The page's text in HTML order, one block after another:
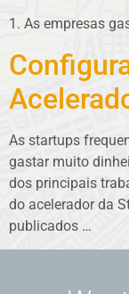
1. As empresas
As startups
gastar muito
dos principais
do acelerador da
publicados …